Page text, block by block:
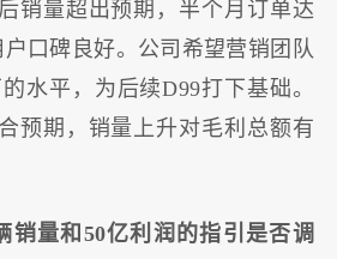
销量超出预期，半个月订单达
口碑良好。公司希望营销团队
水平，为后续D99打下基础。
预期，销量上升对毛利总额有
销量和50亿利润的指引是否调